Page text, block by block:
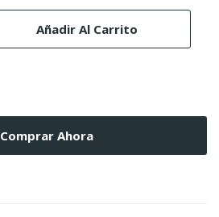
Añadir Al Carrito
Comprar Ahora